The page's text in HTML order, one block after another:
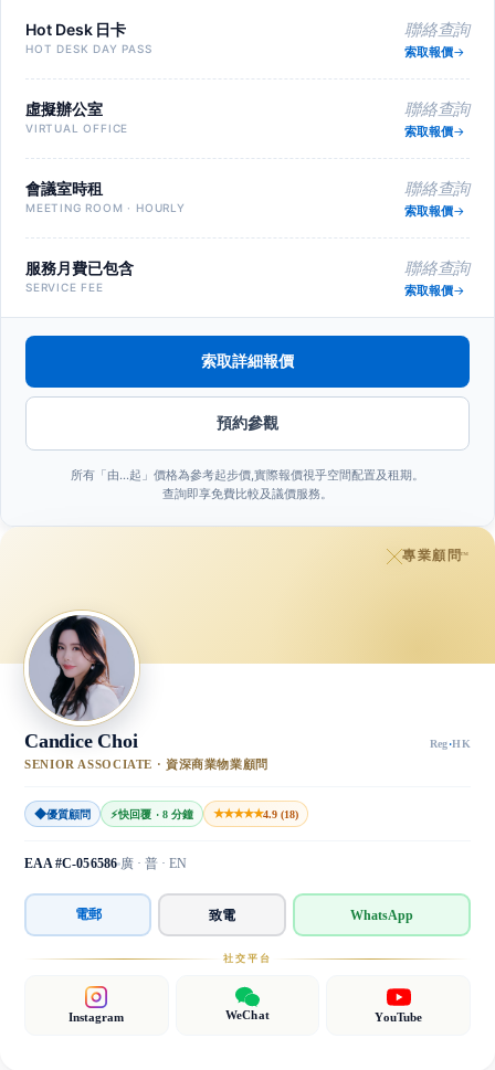
Hot Desk 日卡
HOT DESK DAY PASS
聯絡查詢
索取報價
虛擬辦公室
VIRTUAL OFFICE
聯絡查詢
索取報價
會議室時租
MEETING ROOM · HOURLY
聯絡查詢
索取報價
服務月費已包含
SERVICE FEE
聯絡查詢
索取報價
索取詳細報價
預約參觀
所有「由…起」價格為參考起步價,實際報價視乎空間配置及租期。
查詢即享免費比較及議價服務。
專業顧問™
Candice Choi Reg·HK
SENIOR ASSOCIATE · 資深商業物業顧問
◆優質顧問 ⚡快回覆 · 8 分鐘 ★★★★★4.9 (18)
EAA #C-056586 廣 · 普 · EN
電郵 致電 WhatsApp
社交平台
Instagram WeChat YouTube